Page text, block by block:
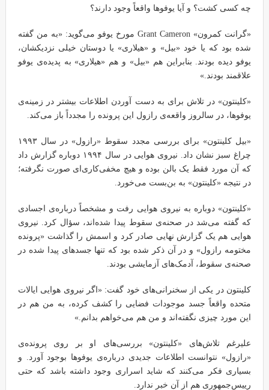
چه کسی کشت؟ و آیا یوفوها واقعاً وجود دارند؟
«گرانت کمرون» Grant Cameron مورخ یوفو می‌گوید: «به من گفته
شده بود که یا خود «بیل» و «هیلاری» یا دوستان خیلی نزدیکشان،
یوفو دیده بودند. بنابراین هم «بیل» و هم «هیلاری» به پدیده‌ی یوفو
علاقمند بودند.»
«کلینتون» در تلاش برای به دست آوردن اطلاعات بیشتر در زمینه‌ی
یوفوها، در سالروز واقعه‌ی رازول این پرونده را مجدداً باز می‌کند.
«بیل کلینتون» برای بررسی مجدد سقوط «رازول» در سال ۱۹۹۳
چراغ سبز نشان داد. نیروی هوایی در سال ۱۹۹۴ دوباره گزارش داد
که آن مورد فقط یک بالن بوده و هیچ مخفی‌کاری‌ای صورت نگرفته؛
در نتیجه «کلینتون» به بن‌بست می‌خورد.
«کلینتون» دوباره به نیروی هوایی رفت و مشخصاً درباره‌ی اجسادی
که گفته می‌شد در صحنه‌ی سقوط پیدا شده‌اند، سؤال کرد. نیروی
هوایی هم یک گزارش نهایی صادر کرد و اسمش را گذاشت «پرونده
مختومه رازول» و در آن ذکر شده بود که تنها جسدهای پیدا شده در
صحنه‌ی سقوط، آدمک‌های آزمایشی بودند.
کلینتون در یکی از سخنرانی‌های خود گفت: «اگر نیروی هوایی ایالات
متحده واقعاً جسد موجودات فضایی را کشف کرده، به من هم در
این مورد چیزی نگفته‌اند و من هم می‌خواهم بدانم.»
علیرغم تلاش‌های «کلینتون» بررسی‌های او بر روی پرونده‌ی
«رازول» نتوانست اطلاعات جدیدی درباره‌ی یوفوها بوجود آورد. و
بسیاری فکر می‌کنند که شاید اسراری وجود داشته باشد که حتی
رییس‌جمهوری هم از آن خبر ندارد.